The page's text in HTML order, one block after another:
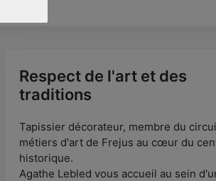
Respect de l'art et des
traditions
Tapissier décorateur, membre du
métiers d'art de Frejus au cœur du
historique.
Agathe Lebled vous accueil au sein